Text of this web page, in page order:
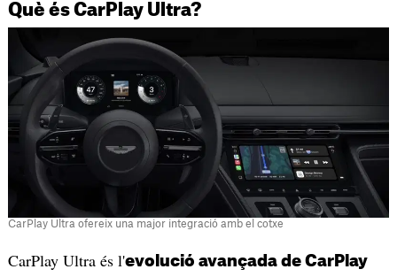
Què és CarPlay Ultra?
CarPlay Ultra ofereix una major integració amb el cotxe
CarPlay Ultra és l'evolució avançada de CarPlay